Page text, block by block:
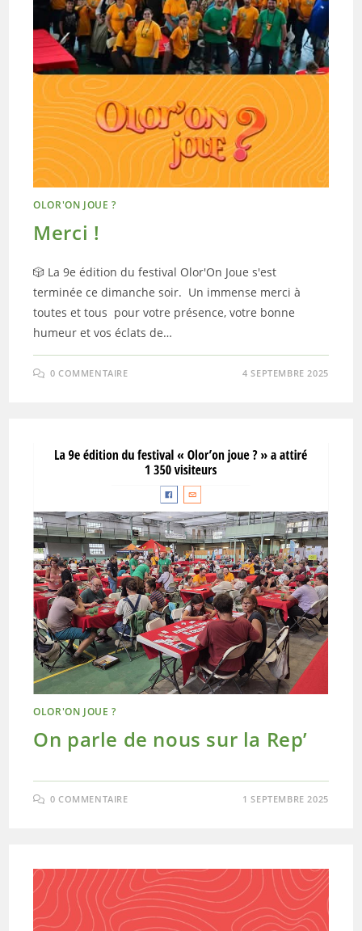
OLOR'ON JOUE ?
Merci !
🎲 La 9e édition du festival Olor'On Joue s'est
terminée ce dimanche soir. Un immense merci à
toutes et tous pour votre présence, votre bonne
humeur et vos éclats de…
0 COMMENTAIRE 4 SEPTEMBRE 2025
OLOR'ON JOUE ?
On parle de nous sur la Rep’
0 COMMENTAIRE 1 SEPTEMBRE 2025